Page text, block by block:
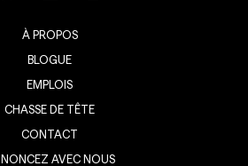
À PROPOS
BLOGUE
EMPLOIS
CHASSE DE TÊTE
CONTACT
AVEC NOUS